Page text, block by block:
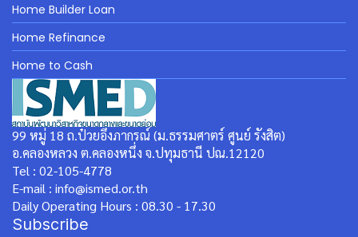
Home Builder Loan
Home Refinance
Home to Cash
99 หมู่ 18 ถ.ป๋วยอึ๊งภากรณ์ (ม.ธรรมศาตร์ ศูนย์ รังสิต)
อ.คลองหลวง ต.คลองหนึ่ง จ.ปทุมธานี ปณ.12120
Tel : 02-105-4778
E-mail : info@ismed.or.th
Daily Operating Hours : 08.30 - 17.30
Subscribe